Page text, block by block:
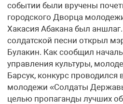
событии были вручены
городского Дворца
Хакасия Абакана был
солдатской песни открыл
Булакин. Как сообщил
управления культуры,
Барсук, конкурс проводился
молодежи «Солдаты
целью пропаганды лучших